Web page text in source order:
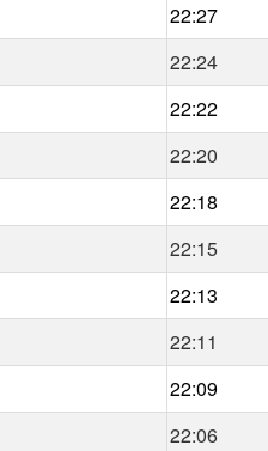
22:27
22:24
22:22
22:20
22:18
22:15
22:13
22:11
22:09
22:06